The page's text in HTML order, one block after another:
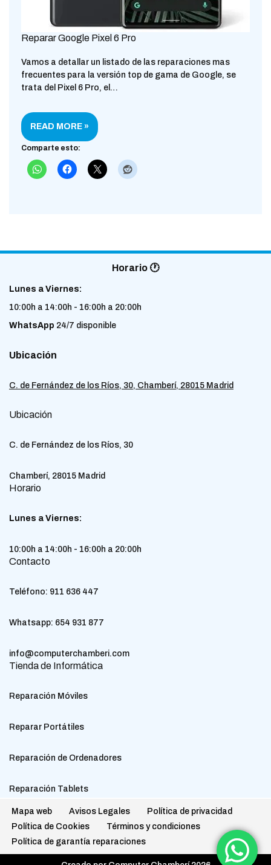
Reparar Google Pixel 6 Pro
Vamos a detallar un listado de las reparaciones mas
frecuentes para la versión top de gama de Google, se
trata del Pixel 6 Pro, el…
READ MORE »
Comparte esto:
Horario 🕐
Lunes a Viernes:
10:00h a 14:00h - 16:00h a 20:00h
WhatsApp 24/7 disponible
Ubicación
C. de Fernández de los Ríos, 30, Chamberí, 28015 Madrid
Ubicación
C. de Fernández de los Ríos, 30
Chamberí, 28015 Madrid
Horario
Lunes a Viernes:
10:00h a 14:00h - 16:00h a 20:00h
Contacto
Teléfono: 911 636 447
Whatsapp: 654 931 877
info@computerchamberi.com
Tienda de Informática
Reparación Móviles
Reparar Portátiles
Reparación de Ordenadores
Reparación Tablets
Mapa web Avisos Legales
Política de privacidad
Política de Cookies
Términos y condiciones
Política de garantía reparaciones